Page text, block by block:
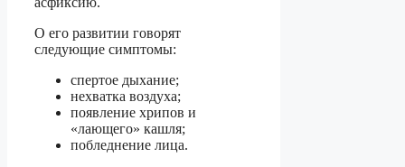
О его развитии говорят
следующие симптомы:
спертое дыхание;
нехватка воздуха;
появление хрипов и
«лающего» кашля;
побледнение лица.